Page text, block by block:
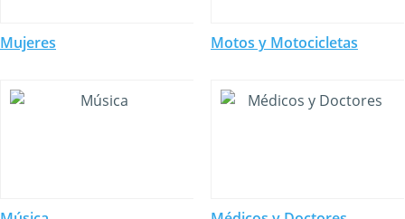
Mujeres Motos y Motocicletas